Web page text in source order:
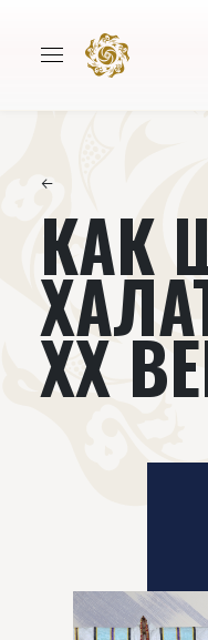
Авторы
Издательство
Проекты
Книги
←
КАК
ХХ